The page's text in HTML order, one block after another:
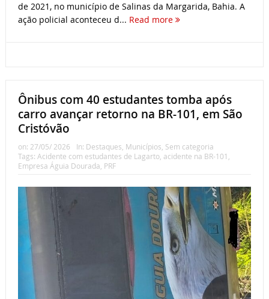
de 2021, no município de Salinas da Margarida, Bahia. A
ação policial aconteceu d... Read more
Ônibus com 40 estudantes tomba após
carro avançar retorno na BR-101, em São
Cristóvão
on: 27/05/ 2026 In: Destaques, Municípios, Sem categoria
Tags: Acidente com estudantes de Lagarto, acidente na BR-101 ,
Empresa Águia Dourada, PRF